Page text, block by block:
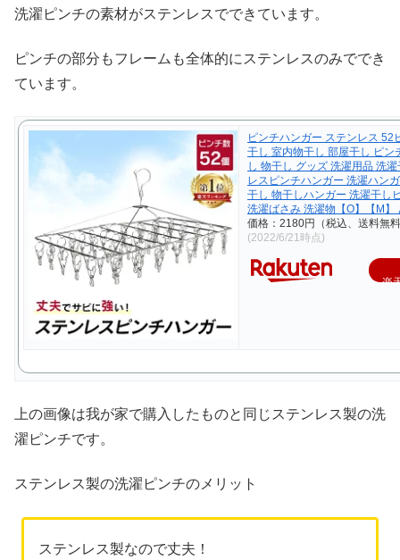
洗濯ピンチの素材がステンレスでできています。
ピンチの部分もフレームも全体的にステンレスのみででき
ています。
ピンチハンガー ステンレス 52
干し 室内物干し 部屋干し ピン
し 物干し グッズ 洗濯用品 洗
レスピンチハンガー 洗濯ハン
干し 物干しハンガー 洗濯干し
洗濯ばさみ 洗濯物【O】【M】
価格：2180円（税込、送料無
(2022/6/21時点)
楽
上の画像は我が家で購入したものと同じステンレス製の洗
濯ピンチです。
ステンレス製の洗濯ピンチのメリット
ステンレス製なので丈夫！